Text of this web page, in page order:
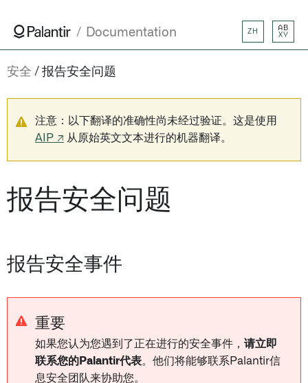
Documentation ZH
AB
XY
安全 报告安全问题
注意：以下翻译的准确性尚未经过验证。这是使用
AIP ↗ 从原始英文文本进行的机器翻译。
报告安全问题
报告安全事件
重要
如果您认为您遇到了正在进行的安全事件， 请立即
联系您的Palantir代表。他们将能够联系Palantir信
息安全团队来协助您。